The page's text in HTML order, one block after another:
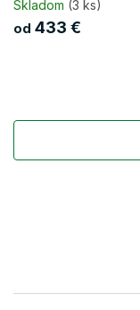
Skladom (3 ks)
od 433 €